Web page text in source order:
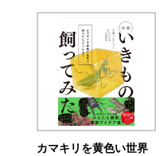
カマキリを黄色い世界